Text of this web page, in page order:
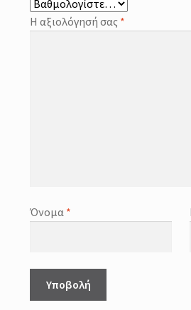
Η αξιολόγησή σας *
Όνομα *